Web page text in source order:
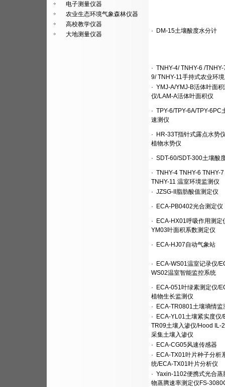
电子测量仪器
农业生态环境气象森林仪器
高校教学仪器
大地测量仪器
· DM-15土壤酸度水分计
· TNHY-4/ TNHY-6 /
9/ TNHY-11手持式农业环
· YMJ-A/YMJ-B活体叶面
仪/LAM-A活体叶面积仪
· TPY-6/TPY-6A/TPY-6PC
速测仪
· HR-33T指针式露点水势
植物水势仪
· SDT-60/SDT-300土壤酸
· TNHY-4 TNHY-6 TNHY-
TNHY-11 温室环境监测仪
· JZSG-II脂肪酸值测定仪
· ECA-PB0402光合测定仪
· ECA-HX01呼吸作用测定
YM03叶面积系数测定仪
· ECA-HJ07自动气象站
· ECA-WS01温室记录仪/
WS02温室智能监控系统
· ECA-051叶绿素测定仪/
植物生长监测仪
· ECA-TR0801土壤墒情监
· ECA-YL01土壤紧实度仪/
TR09土壤入渗仪/Hood IL-
采集土壤入渗仪
· ECA-CG05风速传感器
· ECA-TX01叶片种子分析
统/ECA-TX01叶片分析仪
· Yaxin-1102便携式光合蒸
物蒸腾速率测定仪FS-